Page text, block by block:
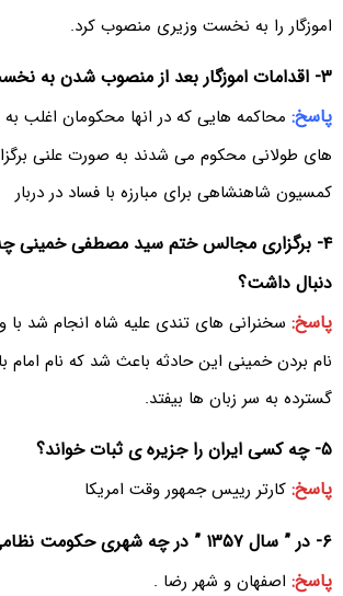
اموزگار را به نخست وزیری منصوب کرد.
۳- اقدامات اموزگار بعد از منصوب شدن به نخست وزیری چه بود ؟
پاسخ: محاکمه هایی که در انها محکومان اغلب به
های طولانی محکوم می شدند به صورت علنی
کمسیون شاهنشاهی برای مبارزه با فساد در دربار
۴- برگزاری مجالس ختم سید مصطفی خمینی چه
دنبال داشت؟
پاسخ: سخنرانی های تندی علیه شاه انجام شد
نام بردن خمینی این حادثه باعث شد که نام امام
گسترده به سر زبان ها بیفتد.
۵- چه کسی ایران را جزیره ی ثبات خواند؟
پاسخ: کارتر رییس جمهور وقت امریکا
۶- در ” سال ۱۳۵۷ ” در چه شهری حکومت نظامی اعلام شد ؟
پاسخ: اصفهان و شهر رضا .